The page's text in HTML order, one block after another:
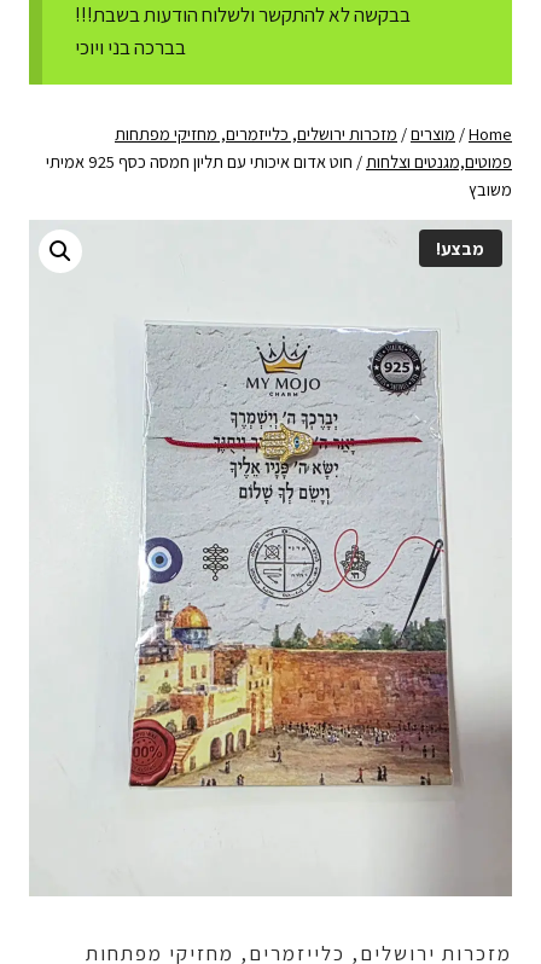
בבקשה לא להתקשר ולשלוח הודעות בשבת!!!
בברכה בני ויוכי
Home
/ מוצרים/ מזכרות ירושלים, כלייזמרים, מחזיקי מפתחות
פמוטים,מגנטים וצלחות /
חוט אדום איכותי עם תליון חמסה כסף 925 אמיתי
משובץ
מבצע!
מזכרות ירושלים, כלייזמרים, מחזיקי מפתחות